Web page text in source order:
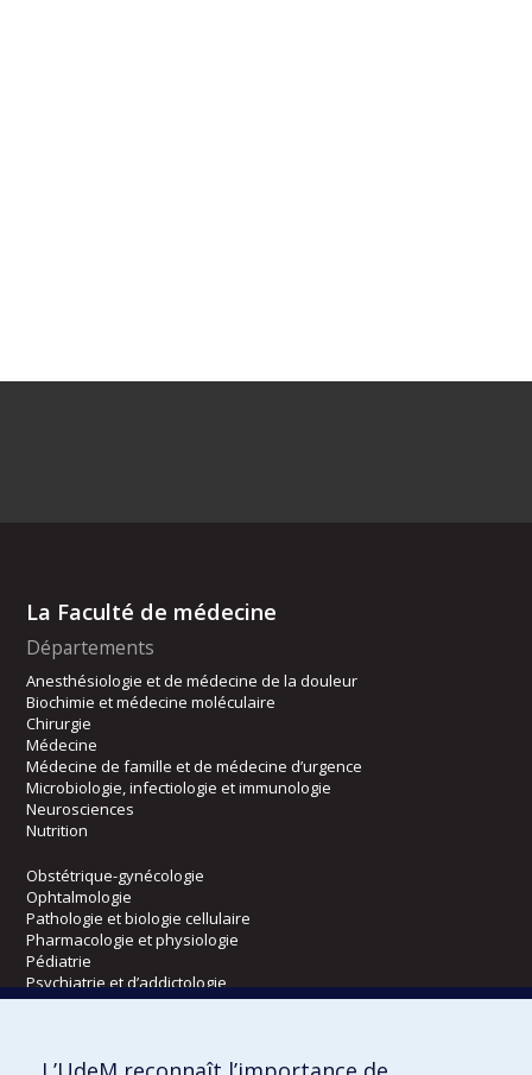
La Faculté de médecine
Départements
Anesthésiologie et de médecine de la douleur
Biochimie et médecine moléculaire
Chirurgie
Médecine
Médecine de famille et de médecine d’urgence
Microbiologie, infectiologie et immunologie
Neurosciences
Nutrition
Obstétrique-gynécologie
Ophtalmologie
Pathologie et biologie cellulaire
Pharmacologie et physiologie
Pédiatrie
Psychiatrie et d’addictologie
Radiologie, radio-oncologie et médecine nucléaire